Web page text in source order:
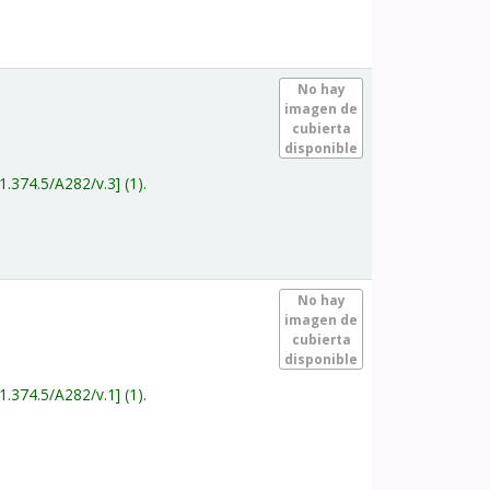
No hay
imagen de
cubierta
disponible
A282/v.3 (1).
No hay
imagen de
cubierta
disponible
A282/v.1 (1).